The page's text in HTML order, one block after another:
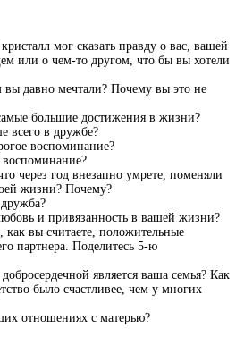
мог сказать правду о вас, вашей
или о чем-то другом, что бы вы хотели
вы давно мечтали? Почему вы это не
большие достижения в жизни?
всего в дружбе?
воспоминание?
воспоминание?
через год внезапно умрете, поменяли
жизни? Почему?
и привязанность в вашей жизни?
как вы считаете, положительные
партнера. Поделитесь 5-ю
является ваша семья? Как
было счастливее, чем у многих
отношениях с матерью?